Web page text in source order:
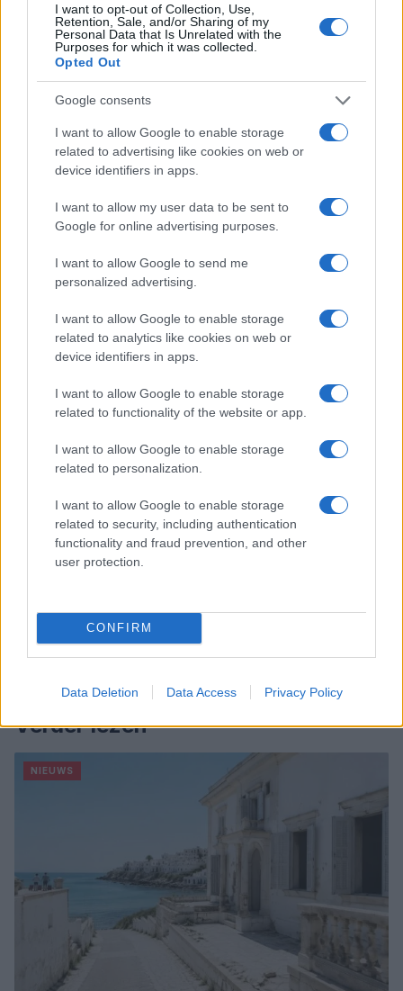
I want to opt-out of Collection, Use,
Retention, Sale, and/or Sharing of my
Personal Data that Is Unrelated with the
Purposes for which it was collected.
Opted Out
Google consents
I want to allow Google to enable storage
related to advertising like cookies on web or
device identifiers in apps.
I want to allow my user data to be sent to
Google for online advertising purposes.
I want to allow Google to send me
personalized advertising.
I want to allow Google to enable storage
related to analytics like cookies on web or
device identifiers in apps.
I want to allow Google to enable storage
related to functionality of the website or app.
I want to allow Google to enable storage
related to personalization.
I want to allow Google to enable storage
related to security, including authentication
functionality and fraud prevention, and other
user protection.
CONFIRM
Data Deletion Data Access Privacy Policy
kunnen verwachten. Door je bewust te zijn van
deze ontwikkelingen en je hierop voor te bereiden,
zorg je ervoor dat je reis soepel verloopt. Vergeet
meest actuele informatie. Zo ben je altijd goed
voorbereid en kun je met een gerust hart op pad!
Redactie Newz
Verder lezen
NIEUWS